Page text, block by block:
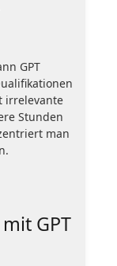
GPT
irrelevante
Stunden
man
GPT